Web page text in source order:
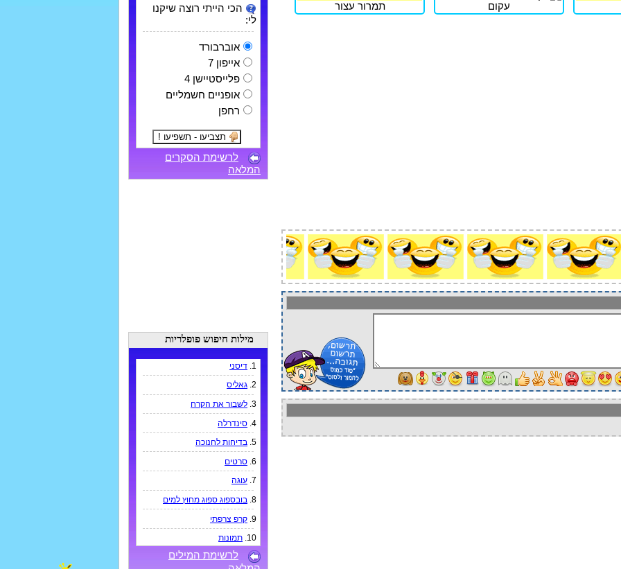
עקום תמרור עצור
הכי הייתי רוצה שיקנו
לי:
אוברבורד
אייפון 7
פלייסטיישן 4
אופניים חשמליים
רחפן
לרשימת הסקרים
המלאה
מילות חיפוש פופלריות
1. דיסני
2. גאליס
3. לשבור את הקרח
4. סינדרלה
5. בדיחות לחנוכה
6. סרטים
7. עוגה
8. בובספוג ספוג מחוץ למים
9. קרפ צרפתי
10. תמונות
לרשימת המילים